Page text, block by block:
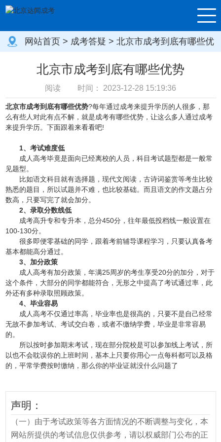
网站首页 > 成考答疑 > 北京市成考到底有哪些优
北京市成考到底有哪些优势
阅读 时间： 2023-12-28 15:19:36
北京市成考到底有哪些优势?每年通过成考来提升学历的人很多，那
么有些人对此有点不解，就是成考有哪些优势，让这么多人通过成考
来提升学历。下面跟着来看看吧!
1、考试难度低
成人高考毕竟是面向已经离校的人员，科目考试题型都是一般常
见题型。
比如语文科目就有选择题，现代文阅读，古诗词鉴赏等考生比较
熟悉的题目，所以试题并不难，也比较基础。而且语文的作文题占分
数高，只要写完了就会加分。
2、录取分数线低
成考高升专和专升本，总分450分，往年最低投档线一般设置在
100-130分。
很多即便零基础的同学，跟着考前辅导课程学习，只要认真备考
基本都能高分通过。
3、加分政策
成人高考有加分政策，年满25周岁的考生享受20分的加分，对于
这个条件，大部分的同学都能符合，无形之中提高了考试通过率，此
外还有多种录取照顾政策。
4、毕业容易
成人高考不仅通过率高，毕业率也是很高的，只要不是自己经常
无故不参加考试、考试交白卷，或者不缴纳学费，毕业是非常容易
的。
所以按时参加期末考试，现在部分院校是可以参加线上考试，所
以也不会耽误你的上班时间，基本上只要你用心一点每科都可以及格
的，平常学费按时缴纳，那么你的毕业证就没什么问题了
声明：
（一）由于考试政策等各方面情况的不断调整与变化，本
网站所提供的考试信息仅供参考，请以权威部门公布的正